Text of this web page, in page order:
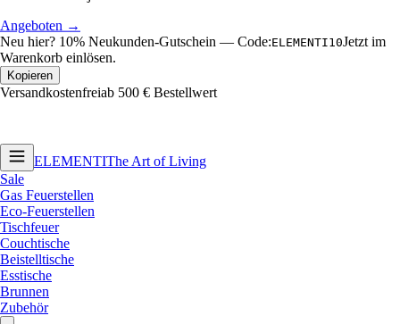
Kopieren
Versandkostenfreiab 500 € Bestellwert
ELEMENTIThe Art of Living
Sale
Gas Feuerstellen
Eco-Feuerstellen
Tischfeuer
Couchtische
Beistelltische
Esstische
Brunnen
Zubehör